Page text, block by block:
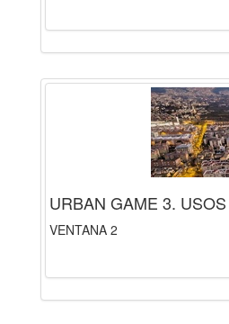
URBAN GAME 3.
VENTANA 2